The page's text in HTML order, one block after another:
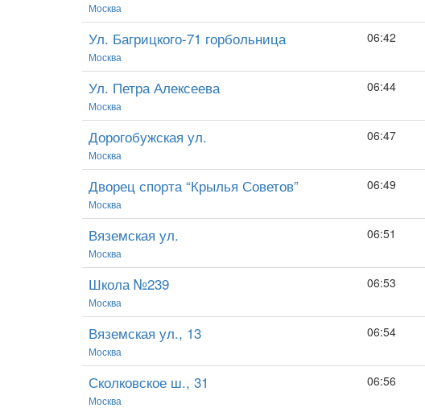
Москва
Ул. Багрицкого-71 горбольница
Москва
06:42
Ул. Петра Алексеева
Москва
06:44
Дорогобужская ул.
Москва
06:47
Дворец спорта “Крылья Советов”
Москва
06:49
Вяземская ул.
Москва
06:51
Школа №239
Москва
06:53
Вяземская ул., 13
Москва
06:54
Сколковское ш., 31
Москва
06:56